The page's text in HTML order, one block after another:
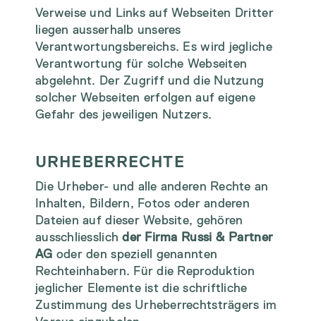
Verweise und Links auf Webseiten Dritter
liegen ausserhalb unseres
Verantwortungsbereichs. Es wird jegliche
Verantwortung für solche Webseiten
abgelehnt. Der Zugriff und die Nutzung
solcher Webseiten erfolgen auf eigene
Gefahr des jeweiligen Nutzers.
URHEBERRECHTE
Die Urheber- und alle anderen Rechte an
Inhalten, Bildern, Fotos oder anderen
Dateien auf dieser Website, gehören
ausschliesslichder Firma Russi & Partner
AG oder den speziell genannten
Rechteinhabern. Für die Reproduktion
jeglicher Elemente ist die schriftliche
Zustimmung des Urheberrechtsträgers im